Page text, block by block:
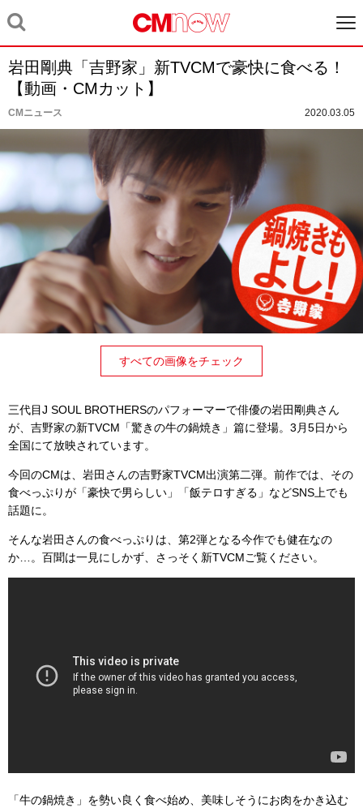
岩田剛典「吉野家」新TVCMで豪快に食べる！
【動画・CMカット】
CMニュース 2020.03.05
すべての画像をチェック
三代目J SOUL BROTHERSのパフォーマーで俳優の岩田剛典さん
が、吉野家の新TVCM「驚きの牛の鍋焼き」篇に登場。3月5日から
全国にて放映されています。
今回のCMは、岩田さんの吉野家TVCM出演第二弾。前作では、その
食べっぷりが「豪快で男らしい」「飯テロすぎる」などSNS上でも
話題に。
そんな岩田さんの食べっぷりは、第2弾となる今作でも健在なの
か…。百聞は一見にしかず、さっそく新TVCMご覧ください。
「牛の鍋焼き」を勢い良く食べ始め、美味しそうにお肉をかき込む